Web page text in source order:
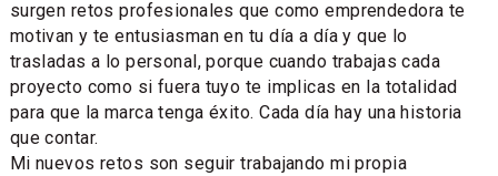
surgen retos profesionales que como emprendedora te
motivan y te entusiasman en tu día a día y que lo
trasladas a lo personal, porque cuando trabajas cada
proyecto como si fuera tuyo te implicas en la totalidad
para que la marca tenga éxito. Cada día hay una historia
que contar.
Mi nuevos retos son seguir trabajando mi propia